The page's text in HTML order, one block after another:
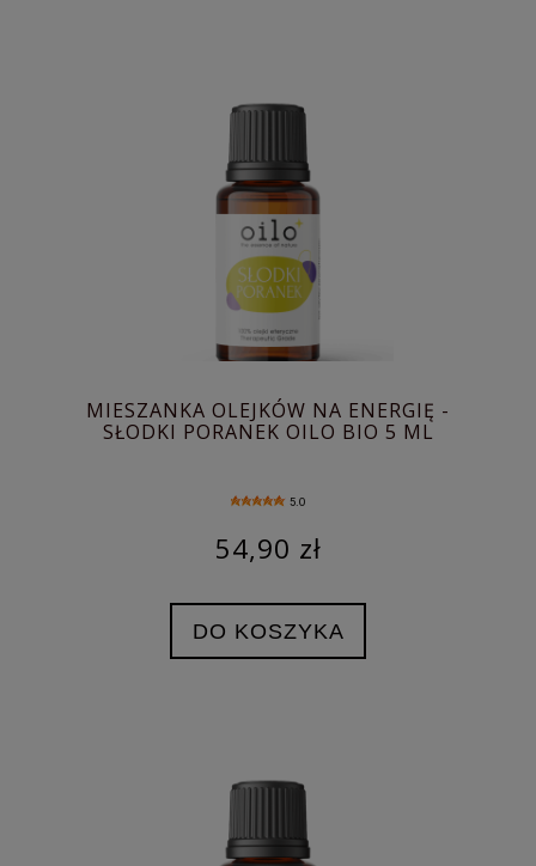
MIESZANKA OLEJKÓW NA ENERGIĘ -
SŁODKI PORANEK OILO BIO 5 ML
5.0
54,90 zł
DO KOSZYKA